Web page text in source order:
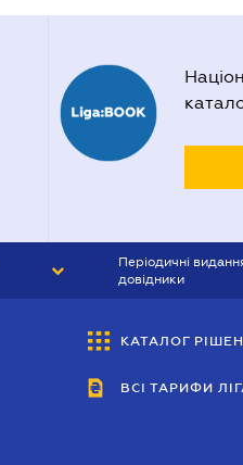
Періодичні
довідники
ВІСНИК МСФЗ
КАТАЛОГ
ВСІ ТАРИФИ